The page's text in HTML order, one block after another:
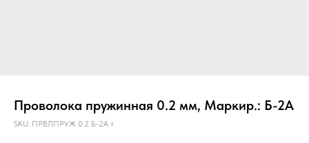
Проволока пружинная 0.2 мм, Маркир.: Б-2А
SKU: ПРВЛПРУЖ 0.2 Б-2А т